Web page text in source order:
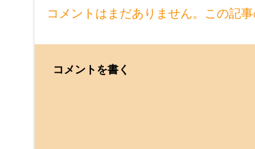
コメントはまだありません。この記
コメントを書く